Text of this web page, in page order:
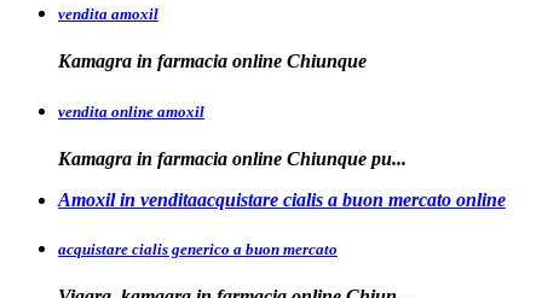
vendita amoxil
Kamagra in farmacia online Chiunque
vendita online amoxil
Kamagra in farmacia online Chiunque pu...
Amoxil in venditaacquistare cialis a buon mercato online
acquistare cialis generico a buon mercato